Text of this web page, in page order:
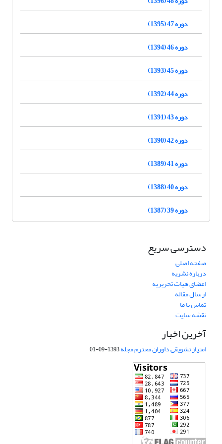
دوره 47 (1395)
دوره 46 (1394)
دوره 45 (1393)
دوره 44 (1392)
دوره 43 (1391)
دوره 42 (1390)
دوره 41 (1389)
دوره 40 (1388)
دوره 39 (1387)
دسترسی سریع
صفحه اصلی
درباره نشریه
اعضای هیات تحریریه
ارسال مقاله
تماس با ما
نقشه سایت
آخرین اخبار
امتیاز تشویقی داوران محترم مجله1393-09-01